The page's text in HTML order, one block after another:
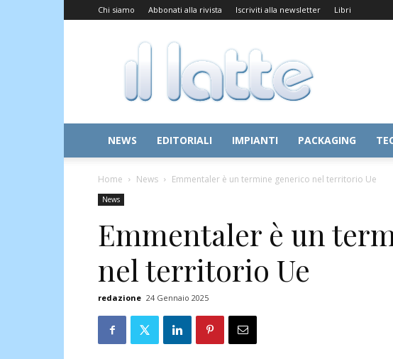
Chi siamo Abbonati alla rivista Iscriviti alla newsletter Libri
Il
Latte
NEWS EDITORIALI IMPIANTI PACKAGING
Home News Emmentaler è un termine generico nel territorio Ue
News
Emmentaler è un
nel territorio Ue
redazione 24 Gennaio 2025